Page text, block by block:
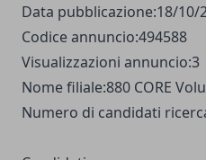
Data pubblicazione:18/10/
Codice annuncio:494588
Visualizzazioni annuncio:3
Nome filiale:880 CORE
Numero di candidati